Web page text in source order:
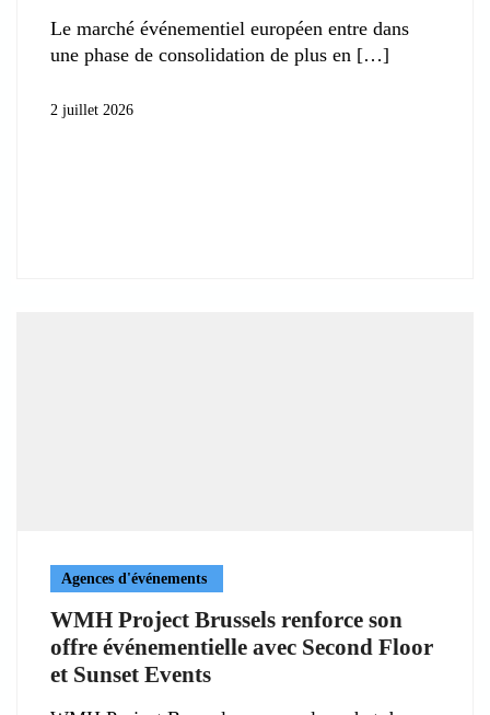
Le marché événementiel européen entre dans
une phase de consolidation de plus en
2 juillet 2026
Agences d'événements
WMH Project Brussels renforce son
offre événementielle avec Second Floor
et Sunset Events